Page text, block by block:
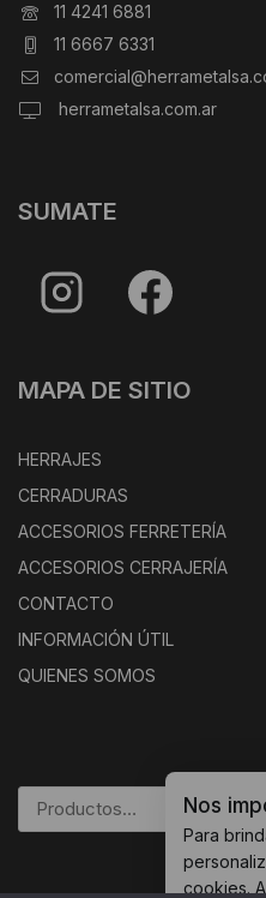
11 4241 6881
11 6667 6331
herrametalsa.com.ar
SUMATE
MAPA DE SITIO
HERRAJES
CERRADURAS
ACCESORIOS FERRETERÍA
ACCESORIOS CERRAJERÍA
CONTACTO
INFORMACIÓN ÚTIL
QUIENES SOMOS
Nos
Para
cookies.